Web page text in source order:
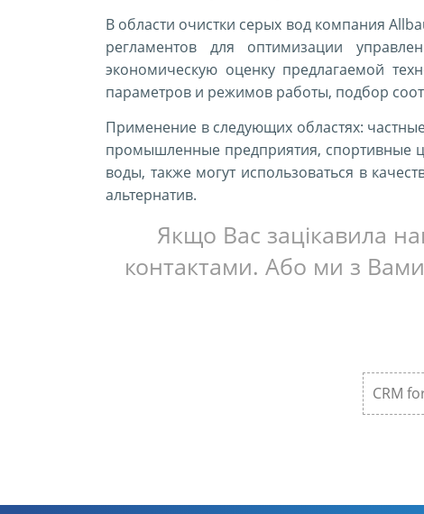
В области очистки серых вод компания
регламентов для оптимизации
экономическую оценку предлагаемой
параметров и режимов работы, подбор
Применение в следующих областях:
промышленные предприятия, спортивные
воды, также могут использоваться в
альтернатив.
Якщо Вас зацікавила
контактами. Або ми з
CRM